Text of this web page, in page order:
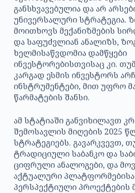
განსხვავებულია და არ
უნივერსალური სტრატეგია.
მოითხოვს მექანიზმების
და საფუძვლიან ანალიზს,
ხელმისაწვდომია დამწყები
ინვესტორებისთვისაც კი.
კარგად ესმის ინვესტორს
ინსტრუმენტები, მით უფრო
წარმატების შანსი.
ამ სტატიაში განვიხილავთ
შემოსავლის მიღების 2025
სტრატეგიებს. გავარკვევთ,
ტრადიციული საბანკო და
ციფრული ანალოგები, და
აქტუალური
პერსპექტიული პროექტების